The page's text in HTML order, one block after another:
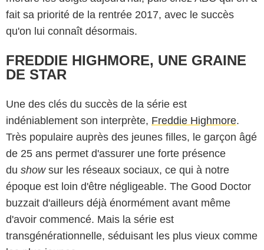
fait sa priorité de la rentrée 2017, avec le succès
qu'on lui connaît désormais.
FREDDIE HIGHMORE, UNE GRAINE
DE STAR
Une des clés du succès de la série est
indéniablement son interprète, Freddie Highmore.
Très populaire auprès des jeunes filles, le garçon âgé
de 25 ans permet d'assurer une forte présence
du showsur les réseaux sociaux, ce qui à notre
époque est loin d'être négligeable. The Good Doctor
buzzait d'ailleurs déjà énormément avant même
d'avoir commencé. Mais la série est
transgénérationnelle, séduisant les plus vieux comme